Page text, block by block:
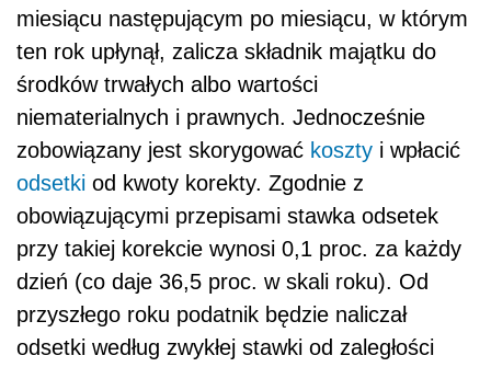
miesiącu następującym po miesiącu, w którym
ten rok upłynął, zalicza składnik majątku do
środków trwałych albo wartości
niematerialnych i prawnych. Jednocześnie
zobowiązany jest skorygować koszty i wpłacić
odsetki od kwoty korekty. Zgodnie z
obowiązującymi przepisami stawka odsetek
przy takiej korekcie wynosi 0,1 proc. za każdy
dzień (co daje 36,5 proc. w skali roku). Od
przyszłego roku podatnik będzie naliczał
odsetki według zwykłej stawki od zaległości